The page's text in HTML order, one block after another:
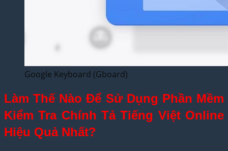
Google Keyboard (Gboard)
Làm Thế Nào Để Sử Dụng Phần Mềm
Kiểm Tra Chính Tả Tiếng Việt Online
Hiệu Quả Nhất?